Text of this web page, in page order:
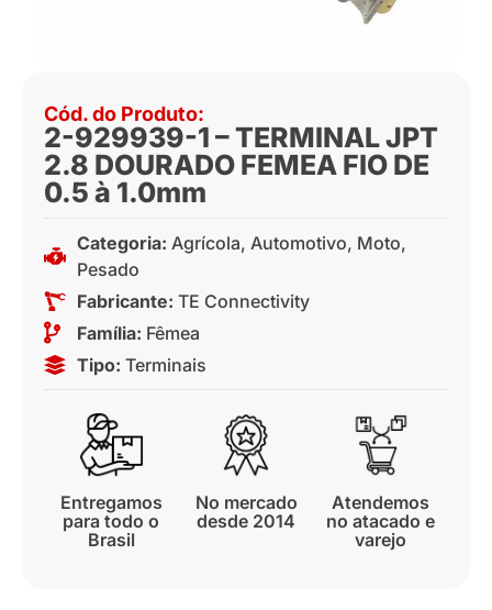
Cód. do Produto:
2-929939-1 – TERMINAL JPT
2.8 DOURADO FEMEA FIO DE
0.5 à 1.0mm
Categoria: Agrícola, Automotivo, Moto,
Pesado
Fabricante: TE Connectivity
Família: Fêmea
Tipo: Terminais
Entregamos
para todo o
Brasil
No mercado
desde 2014
Atendemos
no atacado e
varejo